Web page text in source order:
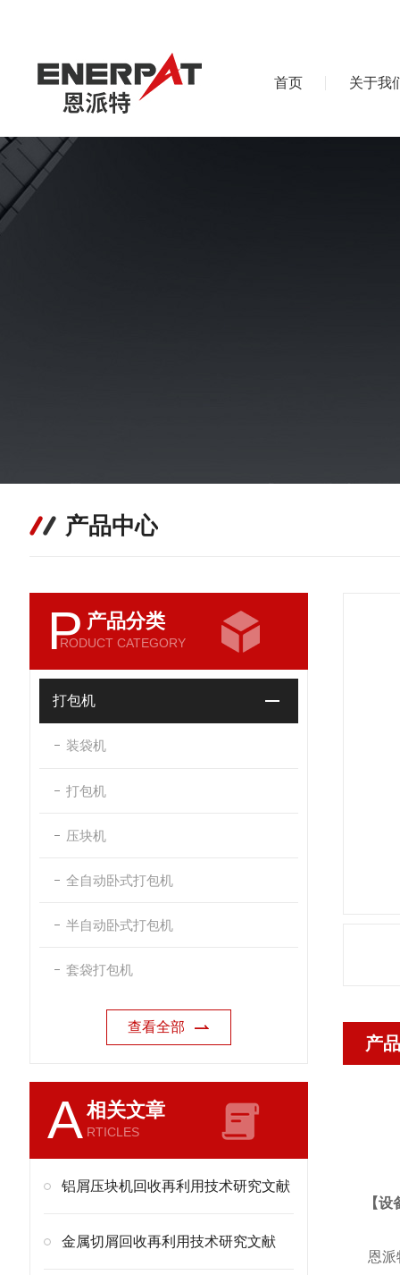
首页 关于我
产品中心
P 产品分类
RODUCT CATEGORY
打包机
装袋机
打包机
压块机
全自动卧式打包机
半自动卧式打包机
套袋打包机
查看全部
A相关文章
RTICLES
铝屑压块机回收再利用技术研究文献
金属切屑回收再利用技术研究文献
产
【设
恩派